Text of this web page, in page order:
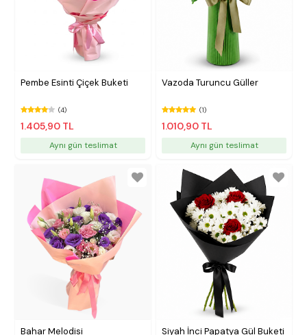
Pembe Esinti Çiçek Buketi
(4)
1.405,90 TL
Aynı gün teslimat
Vazoda Turuncu Güller
(1)
1.010,90 TL
Aynı gün teslimat
Bahar Melodisi Siyah İnci Papatya Gül Buketi